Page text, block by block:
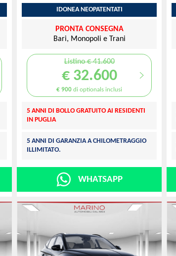
IDONEA NEOPATENTATI
PRONTA CONSEGNA
Bari, Monopoli e Trani
Listino € 41.600
€ 32.600
€ 900 di optionals inclusi
5 ANNI DI BOLLO GRATUITO AI RESIDENTI
IN PUGLIA
5 ANNI DI GARANZIA A CHILOMETRAGGIO
ILLIMITATO.
WHATSAPP